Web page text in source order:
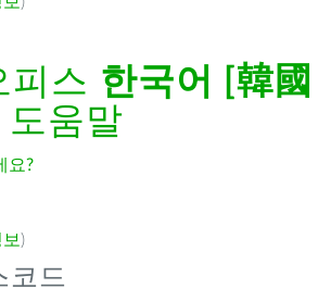
피스 한국어 [韓國
도움말
요?
)
코드